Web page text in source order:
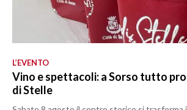
L’EVENTO
Vino e spettacoli: a Sorso tutto
di Stelle